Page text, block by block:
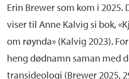
Erin Brewer som kom i 2025.
viser til Anne Kalvig si bok,
om røynda» (Kalvig 2023).
heng dødnamn saman med
transideologi (Brewer 2025,